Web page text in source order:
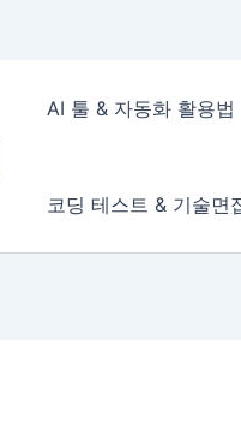
AI 툴 & 자동화 활용법
코딩 테스트 & 기술면